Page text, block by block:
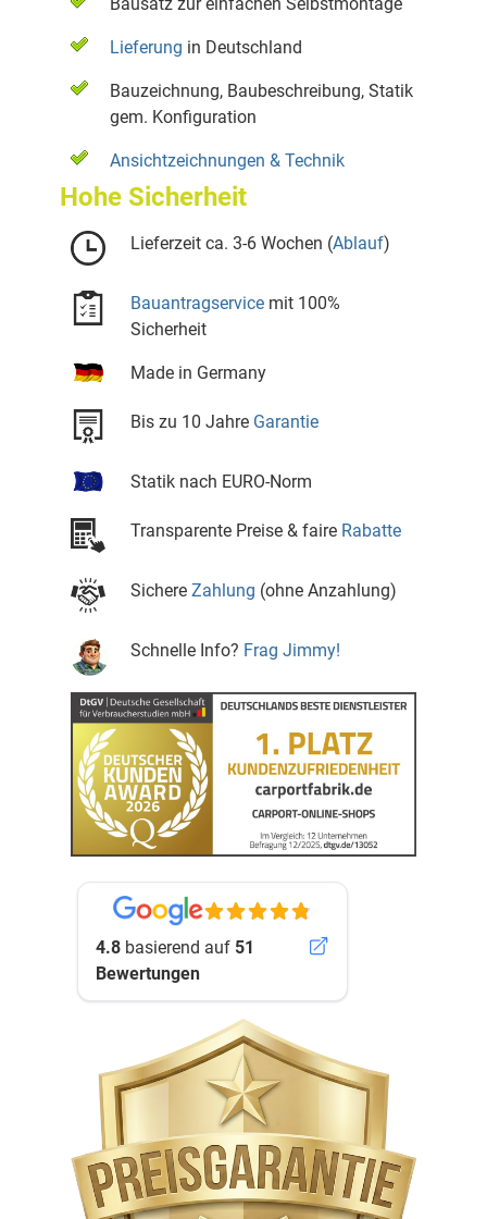
Bausatz zur einfachen Selbstmontage
Lieferung in Deutschland
Bauzeichnung, Baubeschreibung, Statik
gem. Konfiguration
Ansichtzeichnungen & Technik
Hohe Sicherheit
Lieferzeit ca. 3-6 Wochen (Ablauf)
Bauantragservice mit 100%
Sicherheit
Made in Germany
Bis zu 10 Jahre Garantie
Statik nach EURO-Norm
Transparente Preise & faire Rabatte
Sichere Zahlung (ohne Anzahlung)
Schnelle Info? Frag Jimmy!
4.8 basierend auf 51
Bewertungen